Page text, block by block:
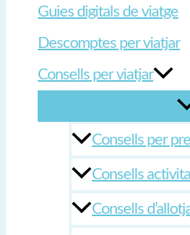
Guies digitals de viatge
Descomptes per viatjar
Consells per viatjar
Consells per
Consells
Consells